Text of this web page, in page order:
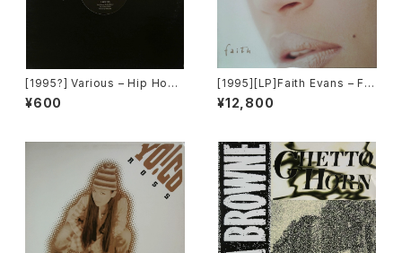
[1995?] Various – Hip Hop
Classic "World Premiere" V
ol.1 [Pop Art Records]
¥600
[1995][LP]Faith Evans – Fai
th [Bad Boy Entertainment]
¥12,800